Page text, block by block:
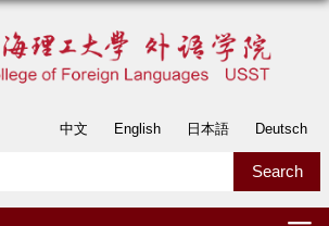
中文 English 日本語 Deutsch